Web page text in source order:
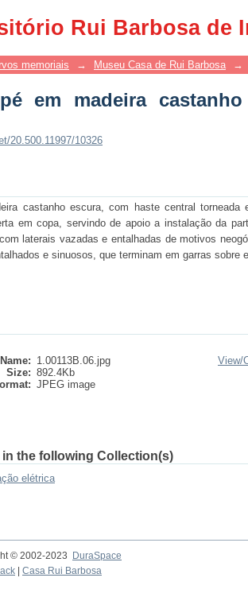
Rui Barbosa de
em madeira castanho
memoriais → Museu Casa de Rui Barbosa →
em madeira
20.500.11997/10326
castanho escura, com haste central
em copa, servindo de apoio a instalação da
laterais vazadas e entalhadas de motivos
e sinuosos, que terminam em garras sobre
Name: 1.00113B.06.jpg
Size: 892.4Kb
JPEG image
View/
the following Collection(s)
elétrica
© 2002-2023
DuraSpace
Casa Rui Barbosa